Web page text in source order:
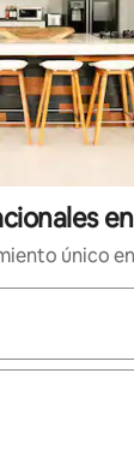
único
disponibles,